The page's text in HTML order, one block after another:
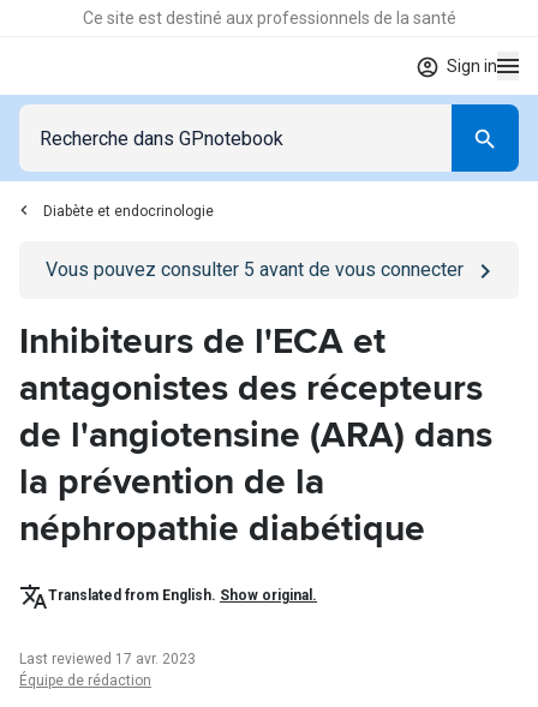
Ce site est destiné aux professionnels de la santé
Sign in
Diabète et endocrinologie
Go to/se-connecterpage
Vous pouvez consulter 5 avant de vous connecter
Inhibiteurs de l'ECA et
antagonistes des récepteurs
de l'angiotensine (ARA) dans
la prévention de la
néphropathie diabétique
Translated from English. Show original.
Last reviewed 17 avr. 2023
Équipe de rédaction